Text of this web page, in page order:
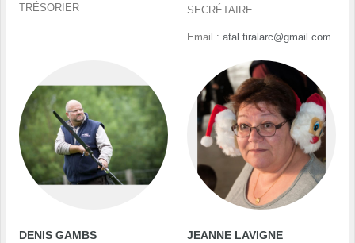
TRÉSORIER SECRÉTAIRE
Email : atal.tiralarc@gmail.com
DENIS GAMBS JEANNE LAVIGNE